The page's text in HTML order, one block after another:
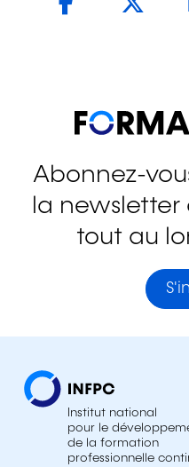
Abonnez-
la
tout au
Institut national
pour le
de la formation
professionnelle